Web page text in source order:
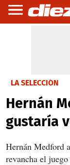
LA SELECCIÓN
Hernán
gustaría
Hernán Medford
revancha el juego